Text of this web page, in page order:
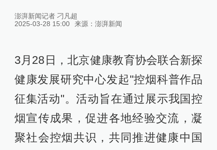
澎湃新闻记者 刁凡超
2025-03-28 15:00
来源： 澎湃新闻
3月28日，北京健康教育协会联合新探
健康发展研究中心发起"控烟科普作品
征集活动"。活动旨在通过展示我国控
烟宣传成果，促进各地经验交流，凝
聚社会控烟共识，共同推进健康中国